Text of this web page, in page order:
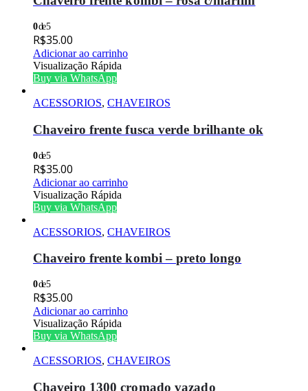
0de 5
R$35.00
Adicionar ao carrinho
Visualização Rápida
Buy via WhatsApp
ACESSORIOS, CHAVEIROS
Chaveiro frente fusca verde brilhante ok
0de 5
R$35.00
Adicionar ao carrinho
Visualização Rápida
Buy via WhatsApp
ACESSORIOS, CHAVEIROS
Chaveiro frente kombi – preto longo
0de 5
R$35.00
Adicionar ao carrinho
Visualização Rápida
Buy via WhatsApp
ACESSORIOS, CHAVEIROS
Chaveiro 1300 cromado vazado